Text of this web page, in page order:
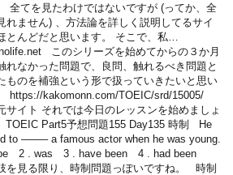
全てを見たわけではないですが (ってか、全
れません) 、方法論を詳しく説明してるサイ
とんどだと思います。 そこで、私…
このシリーズを始めてからの３か月
れなかった問題で、良問、触れるべき問題と
ものを補強という形で扱っていきたいと思い
https://kakomonn.com/TOEIC/srd/15005/
サイト それでは今日のレッスンを始めましょ
Part5予想問題155 Day135 時制 He
to ——– a famous actor when he was young.
2 . was 3 . have been 4 . had been
を見る限り、時制問題っぽいですね。 時制